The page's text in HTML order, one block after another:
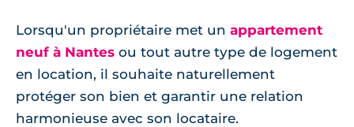
Lorsqu'un propriétaire met un appartement
neuf à Nantes ou tout autre type de logement
en location, il souhaite naturellement
protéger son bien et garantir une relation
harmonieuse avec son locataire.